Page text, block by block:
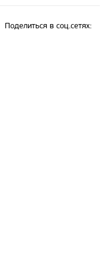
Поделиться в соц.сетях: